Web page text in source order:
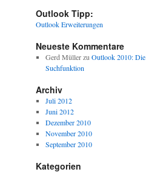
Outlook Tipp:
Outlook Erweiterungen
Neueste Kommentare
Gerd Müllerzu Outlook 2010: Die
Suchfunktion
Archiv
Juli 2012
Juni 2012
Dezember 2010
November 2010
September 2010
Kategorien